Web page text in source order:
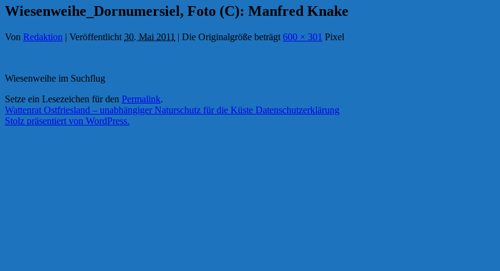
Wiesenweihe_Dornumersiel, Foto (C): Manfred Knake
Von Redaktion | Veröffentlicht 30. Mai 2011 | Die Originalgröße beträgt 600 × 301 Pixel
Wiesenweihe im Suchflug
Setze ein Lesezeichen für den Permalink.
Wattenrat Ostfriesland – unabhängiger Naturschutz für die Küste Datenschutzerklärung
Stolz präsentiert von WordPress.